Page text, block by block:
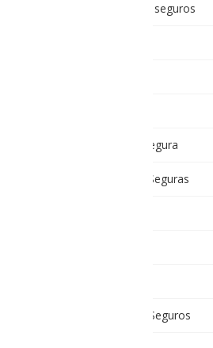
Accesorios Intrínsicamente seguros
Cámara Intrínsecamente Segura
Cámaras Intrínsecamente Seguras
Celulares Intrínsecamente Seguros